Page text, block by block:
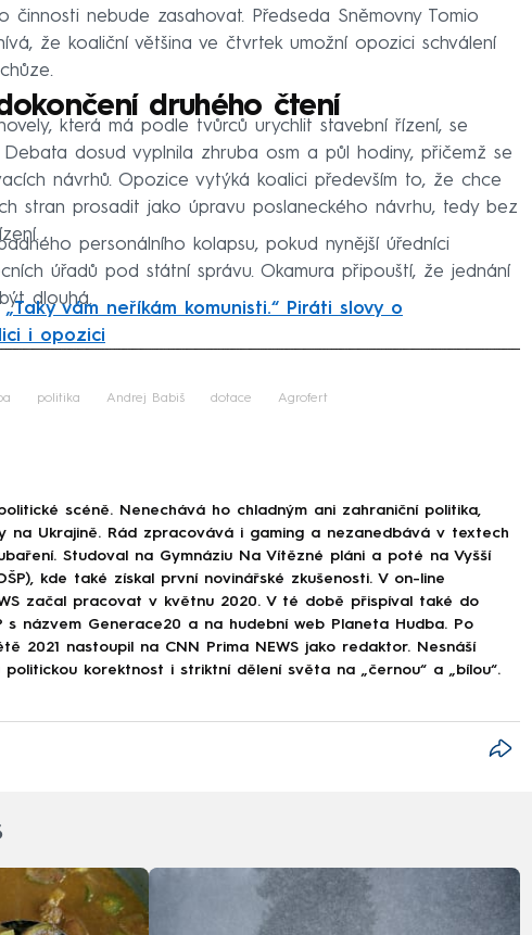
činnosti nebude zasahovat. Předseda Sněmovny Tomio
že koaliční většina ve čtvrtek umožní opozici schválení
druhého čtení
která má podle tvůrců urychlit stavební řízení, se
dosud vyplnila zhruba osm a půl hodiny, přičemž se
návrhů. Opozice vytýká koalici především to, že chce
stran prosadit jako úpravu poslaneckého návrhu, tedy bez
personálního kolapsu, pokud nynější úředníci
úřadů pod státní správu. Okamura připouští, že jednání
dlouhá.
„Taky vám neříkám komunisti.“ Piráti slovy o
i opozici
politika Andrej Babiš dotace Agrofert
scéně. Nenechává ho chladným ani zahraniční politika,
na Ukrajině. Rád zpracovává i gaming a nezanedbává v textech
Studoval na Gymnáziu Na Vítězné pláni a poté na Vyšší
kde také získal první novinářské zkušenosti. V on-line
začal pracovat v květnu 2020. V té době přispíval také do
s názvem Generace20 a na hudební web Planeta Hudba. Po
2021 nastoupil na CNN Prima NEWS jako redaktor. Nesnáší
korektnost i striktní dělení světa na „černou“ a „bílou“.